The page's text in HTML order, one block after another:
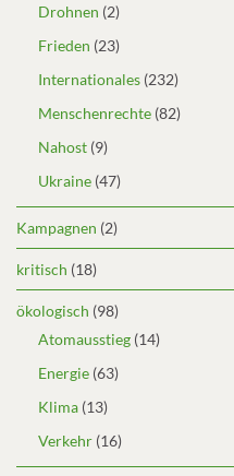
Drohnen (2)
Frieden (23)
Internationales (232)
Menschenrechte (82)
Nahost (9)
Ukraine (47)
Kampagnen (2)
kritisch (18)
ökologisch (98)
Atomausstieg (14)
Energie (63)
Klima (13)
Verkehr (16)